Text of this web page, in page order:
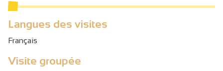
Langues des visites
Français
Visite groupée